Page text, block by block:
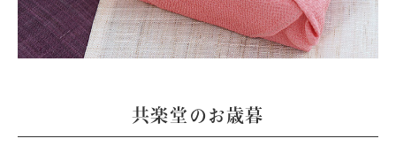
共楽堂のお歳暮